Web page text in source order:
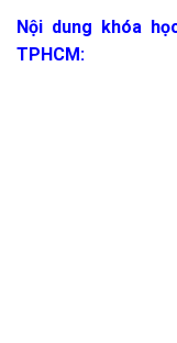
Nội dung khóa
TPHCM: